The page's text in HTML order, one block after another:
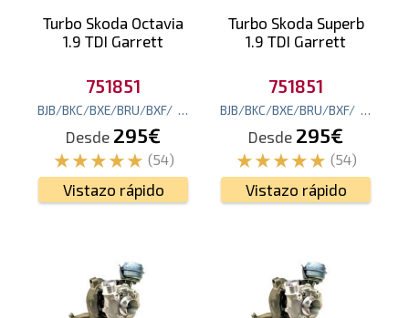
Turbo Skoda Octavia
1.9 TDI Garrett
751851
BJB/BKC/BXE/BRU/BXF/ 105 (77kw)
Desde 295€
(54)
Vistazo rápido
Turbo Skoda Superb
1.9 TDI Garrett
751851
BJB/BKC/BXE/BRU/BXF/ 105
Desde 295€
(54)
Vistazo rápido